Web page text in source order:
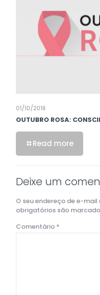
01/10/2018
OUTUBRO ROSA:
Read more
Deixe um
O seu endereço de e-
obrigatórios são
Comentário *